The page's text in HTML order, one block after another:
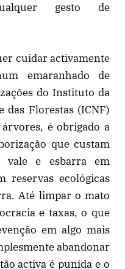
gesto de
cuidar activamente
emaranhado de
do Instituto da
das Florestas (ICNF)
é obrigado a
que custam
e esbarra em
reservas ecológicas
Até limpar o mato
e taxas, o que
em algo mais
abandonar
activa é punida e o